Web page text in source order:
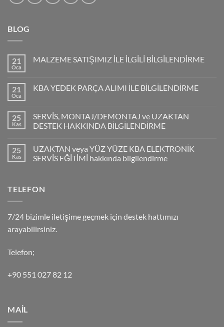
BLOG
21
Oca
MALZEME SATIŞIMIZ İLE İLGİLİ BİLGİLENDİRME
21
Oca
KBA YEDEK PARÇA ALIMI İLE BİLGİLENDİRME
25
Kas
SERVİS, MONTAJ/DEMONTAJ ve UZAKTAN
DESTEK HAKKINDA BİLGİLENDİRME
25
Kas
UZAKTAN veya YÜZ YÜZE KBA ELEKTRONİK
SERVİS EĞİTİMİ hakkında bilgilendirme
TELEFON
7/24 bizimle iletişime geçmek için destek hattımızı
arayabilirsiniz.
Telefon;
+90 551 027 82 12
MAİL